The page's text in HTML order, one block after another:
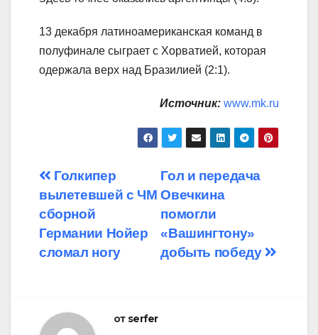
13 декабря латиноамериканская команд в
полуфинале сыграет с Хорватией, которая
одержала верх над Бразилией (2:1).
Источник: www.mk.ru
Навигация
по
записям
Гол и передача
Овечкина
помогли
«Вашингтону»
добыть победу
Голкипер
вылетевшей с ЧМ
сборной
Германии Нойер
сломал ногу
от serfer